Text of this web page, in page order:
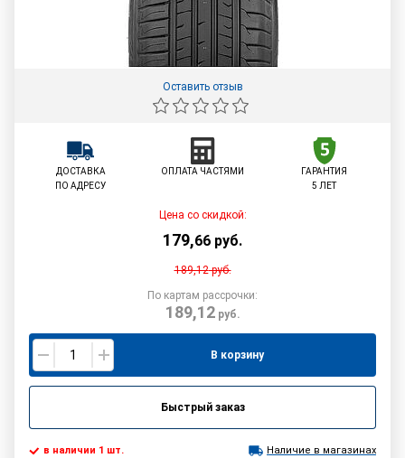
Оставить отзыв
ДОСТАВКА
ПО АДРЕСУ
ОПЛАТА ЧАСТЯМИ
ГАРАНТИЯ
5 ЛЕТ
Цена со скидкой:
179,66 руб.
189,12руб.
По картам рассрочки:
189,12руб.
В корзину
Быстрый заказ
в наличии 1 шт. Наличие в магазинах